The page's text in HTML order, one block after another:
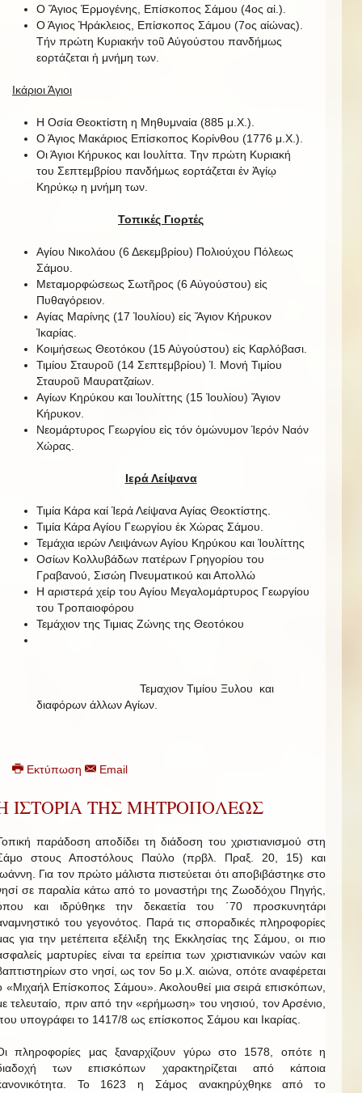
Ο Ἅγιος Ἑρμογένης, Επίσκοπος Σάμου (4ος αἰ.).
Ο Άγιος Ἡράκλειος, Επίσκοπος Σάμου (7ος αἰώνας).
Τήν πρώτη Κυριακήν τοῦ Αὐγούστου πανδήμως
εορτάζεται ἡ μνήμη των.
Ικάριοι Άγιοι
Η Οσία Θεοκτίστη η Μηθυμναία (885 μ.Χ.).
Ο Άγιος Μακάριος Επίσκοπος Κορίνθου (1776 μ.Χ.).
Οι Άγιοι Κήρυκος και Ιουλίττα. Την πρώτη Κυριακή
του Σεπτεμβρίου πανδήμως εορτάζεται ἐν Ἁγίῳ
Κηρύκῳ η μνήμη των.
Τοπικές Γιορτές
Αγίου Νικολάου (6 Δεκεμβρίου) Πολιούχου Πόλεως
Σάμου.
Μεταμορφώσεως Σωτῆρος (6 Αὐγούστου) εἰς
Πυθαγόρειον.
Αγίας Μαρίνης (17 Ἰουλίου) εἰς Ἅγιον Κήρυκον
Ἰκαρίας.
Κοιμήσεως Θεοτόκου (15 Αὐγούστου) εἰς Καρλόβασι.
Τιμίου Σταυροῦ (14 Σεπτεμβρίου) Ἱ. Μονή Τιμίου
Σταυροῦ Μαυρατζαίων.
Αγίων Κηρύκου και Ἰουλίττης (15 Ἰουλίου) Ἅγιον
Κήρυκον.
Νεομάρτυρος Γεωργίου εἰς τόν ὁμώνυμον Ἱερόν Ναόν
Χώρας.
Ιερά Λείψανα
Τιμία Κάρα καί Ἱερά Λείψανα Αγίας Θεοκτίστης.
Τιμία Κάρα Αγίου Γεωργίου ἐκ Χώρας Σάμου.
Τεμάχια ιερών Λειψάνων Αγίου Κηρύκου και Ἰουλίττης
Οσίων Κολλυβάδων πατέρων Γρηγορίου του
Γραβανού, Σισώη Πνευματικού και Απολλώ
Η αριστερά χείρ του Αγίου Μεγαλομάρτυρος Γεωργίου
του Τροπαιοφόρου
Τεμάχιον της Τιμιας Ζώνης της Θεοτόκου
Τεμαχιον Τιμίου Ξυλου και
διαφόρων άλλων Αγίων.
Εκτύπωση Email
ΙΣΤΟΡΙΑ ΤΗΣ ΜΗΤΡΟΠΟΛΕΩΣ
παράδοση αποδίδει τη διάδοση του χριστιανισμού στη
στους Αποστόλους Παύλο (πρβλ. Πραξ. 20, 15) και
Για τον πρώτο μάλιστα πιστεύεται ότι αποβιβάστηκε στο
σε παραλία κάτω από το μοναστήρι της Ζωοδόχου Πηγής,
και ιδρύθηκε την δεκαετία του ΄70 προσκυνητάρι
του γεγονότος. Παρά τις σποραδικές πληροφορίες
για την μετέπειτα εξέλιξη της Εκκλησίας της Σάμου, οι πιο
μαρτυρίες είναι τα ερείπια των χριστιανικών ναών και
στο νησί, ως τον 5ο μ.Χ. αιώνα, οπότε αναφέρεται
«Μιχαήλ Επίσκοπος Σάμου». Ακολουθεί μια σειρά επισκόπων,
τελευταίο, πριν από την «ερήμωση» του νησιού, τον Αρσένιο,
υπογράφει το 1417/8 ως επίσκοπος Σάμου και Ικαρίας.
πληροφορίες μας ξαναρχίζουν γύρω στο 1578, οπότε η
των επισκόπων χαρακτηρίζεται από κάποια
Το 1623 η Σάμος ανακηρύχθηκε από το